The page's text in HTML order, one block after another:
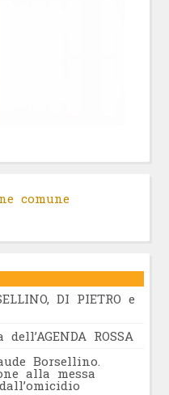
comune
DI PIETRO e
ROSSA
Borsellino.
alla messa